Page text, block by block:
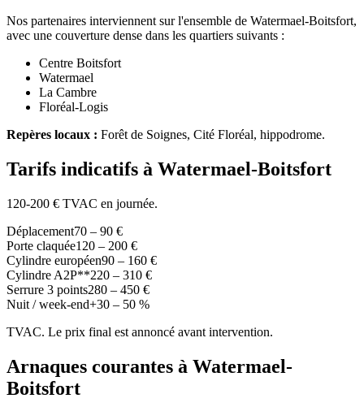
Nos partenaires interviennent sur l'ensemble de Watermael-Boitsfort,
avec une couverture dense dans les quartiers suivants :
Centre Boitsfort
Watermael
La Cambre
Floréal-Logis
Repères locaux : Forêt de Soignes, Cité Floréal, hippodrome.
Tarifs indicatifs à Watermael-Boitsfort
120-200 € TVAC en journée.
Déplacement70 – 90 €
Porte claquée120 – 200 €
Cylindre européen90 – 160 €
Cylindre A2P**220 – 310 €
Serrure 3 points280 – 450 €
Nuit / week-end+30 – 50 %
TVAC. Le prix final est annoncé avant intervention.
Arnaques courantes à Watermael-
Boitsfort